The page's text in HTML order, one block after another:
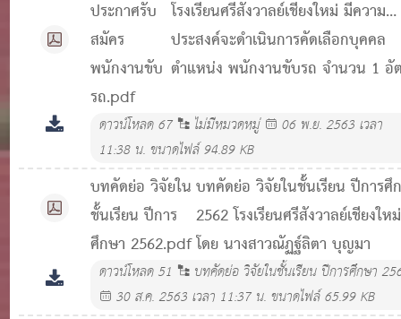
ประกาศรับ
สมัคร
พนักงานขับ
รถ.pdf
โรงเรียนศรีสังวาลย์เชียงใหม่ มีความ
ประสงค์จะดำเนินการคัดเลือกบุคคล
ตำแหน่ง พนักงานขับรถ จำนวน 1 อั
ดาวน์โหลด67 ไม่มีหมวดหมู่
06 พ.ย. 2563 เวลา
11:38 น. ขนาดไฟล์ 94.89 KB
บทคัดย่อ วิจัยใน
ชั้นเรียน ปีการ
ศึกษา 2562.pdf
บทคัดย่อ วิจัยในชั้นเรียน ปีการศึ
2562 โรงเรียนศรีสังวาลย์เชียงใหม่
โดย นางสาวณัฏฐ์ลิตา บุญมา
ดาวน์โหลด51
บทคัดย่อ วิจัยในชั้นเรียน ปีการศึกษา
30 ส.ค. 2563 เวลา 11:37 น. ขนาดไฟล์ 65.99 KB